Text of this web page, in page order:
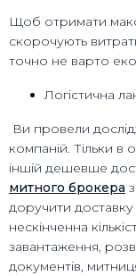
Щоб отримати
скорочують
точно не варто
Логістична
Ви провели
компаній. Тільки в
іншій дешевше
митного брокера
доручити доставку
нескінченна
завантаження,
документів,